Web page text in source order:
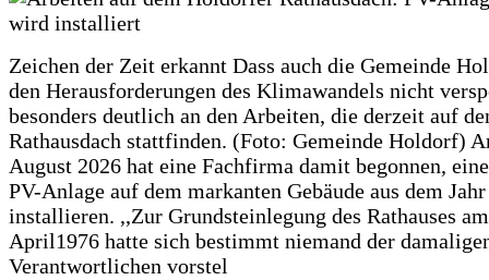
Zeichen der Zeit erkannt Dass auch die Gemeinde
den Herausforderungen des Klimawandels nicht
besonders deutlich an den Arbeiten, die derzeit auf
Rathausdach stattfinden. (Foto: Gemeinde Holdorf)
August 2026 hat eine Fachfirma damit begonnen,
PV-Anlage auf dem markanten Gebäude aus dem
installieren. ,,Zur Grundsteinlegung des Rathauses
April1976 hatte sich bestimmt niemand der
Verantwortlichen vorstel